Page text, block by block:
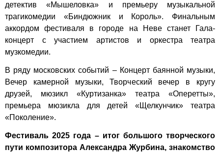
детектив «Мышеловка» и премьеру музыкальной
трагикомедии «Биндюжник и Король». Финальным
аккордом фестиваля в городе на Неве станет Гала-
концерт с участием артистов и оркестра театра
музкомедии.
В ряду московских событий – Концерт баянной музыки,
Вечер камерной музыки, Творческий вечер в кругу
друзей, мюзикл «Куртизанка» театра «Оперетты»,
премьера мюзикла для детей «Щелкунчик» театра
«Поколение».
Фестиваль 2025 года – итог большого творческого
пути композитора Александра Журбина, знакомство